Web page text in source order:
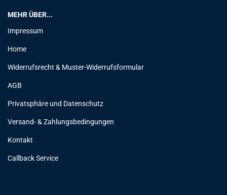
MEHR ÜBER...
Impressum
Home
Widerrufsrecht & Muster-Widerrufsformular
AGB
Privatsphäre und Datenschutz
Versand- & Zahlungsbedingungen
Kontakt
Callback Service